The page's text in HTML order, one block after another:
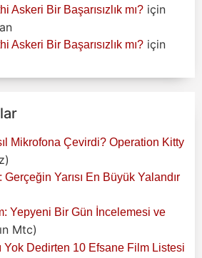
Askeri Bir Başarısızlık mı? için
Askeri Bir Başarısızlık mı? için
Mikrofona Çevirdi? Operation Kitty
Yarısı En Büyük Yalandır
Yepyeni Bir Gün İncelemesi ve
Mtc)
Yok Dedirten 10 Efsane Film Listesi